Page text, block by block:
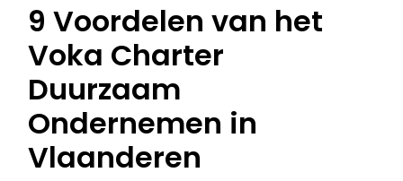
9 Voordelen van het
Voka Charter
Duurzaam
Ondernemen in
Vlaanderen